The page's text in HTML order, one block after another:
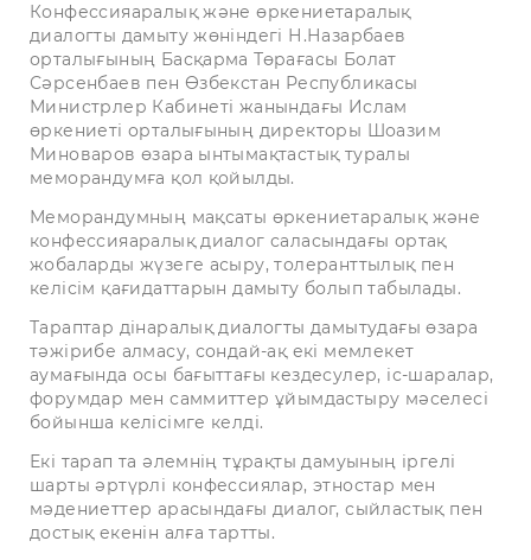
Конфессияаралық және өркениетаралық
диалогты дамыту жөніндегі Н.Назарбаев
орталығының Басқарма Төрағасы Болат
Сәрсенбаев пен Өзбекстан Республикасы
Министрлер Кабинеті жанындағы Ислам
өркениеті орталығының директоры Шоазим
Миноваров өзара ынтымақтастық туралы
меморандумға қол қойылды.
Меморандумның мақсаты өркениетаралық және
конфессияаралық диалог саласындағы ортақ
жобаларды жүзеге асыру, толеранттылық пен
келісім қағидаттарын дамыту болып табылады.
Тараптар дінаралық диалогты дамытудағы өзара
тәжірибе алмасу, сондай-ақ екі мемлекет
аумағында осы бағыттағы кездесулер, іс-шаралар,
форумдар мен саммиттер ұйымдастыру мәселесі
бойынша келісімге келді.
Екі тарап та әлемнің тұрақты дамуының іргелі
шарты әртүрлі конфессиялар, этностар мен
мәдениеттер арасындағы диалог, сыйластық пен
достық екенін алға тартты.